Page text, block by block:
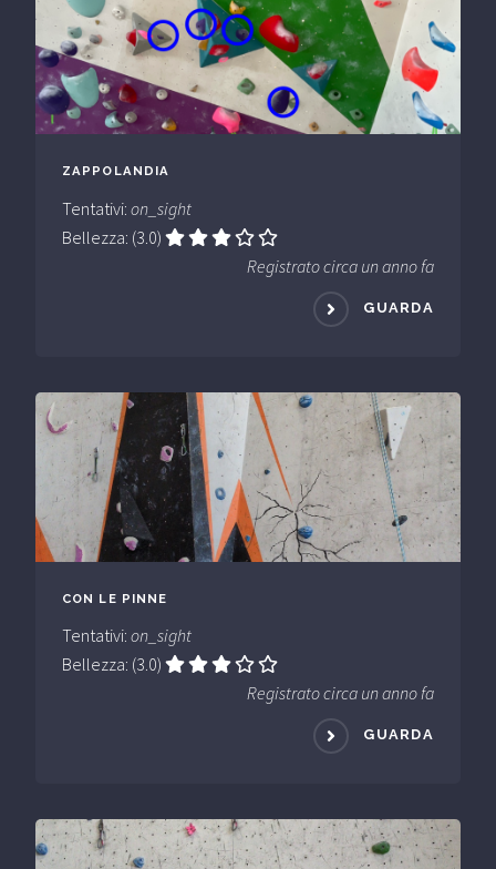
ZAPPOLANDIA
Tentativi: on_sight
Bellezza: (3.0)
Registrato circa un anno fa
GUARDA
CON LE PINNE
Tentativi: on_sight
Bellezza: (3.0)
Registrato circa un anno fa
GUARDA